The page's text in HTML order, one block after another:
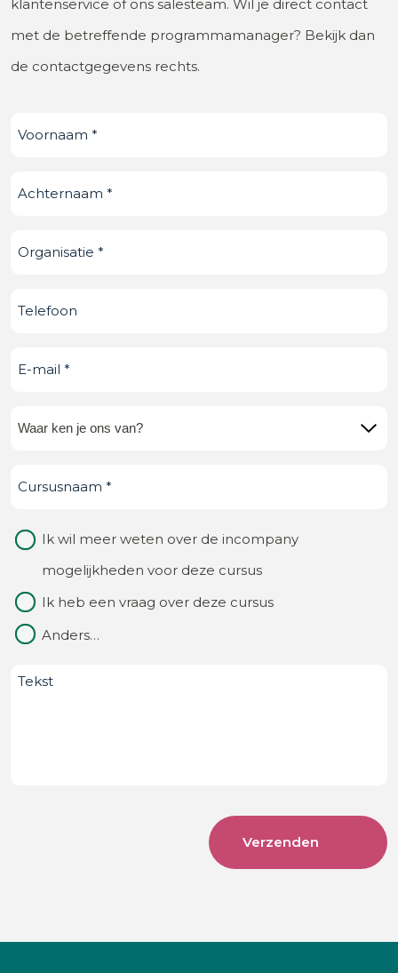
klantenservice of ons salesteam. Wil je direct contact
met de betreffende programmamanager? Bekijk dan
de contactgegevens rechts.
Voornaam (Vereist)
Achternaam (Vereist)
Organisatie(Vereist)
Telefoonnummer
E-
Waar
je
van?
(Vereist)
Cursusnaam (Vereist)
Waarom
contact
Ik wil meer weten over de incompany
mogelijkheden voor deze cursus
Ik heb een vraag over deze cursus
Anders…
Bericht